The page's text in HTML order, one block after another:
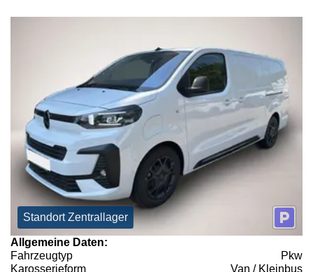
Standort Zentrallager
Allgemeine Daten:
Fahrzeugtyp
Pkw
Karosserieform
Van / Kleinbus